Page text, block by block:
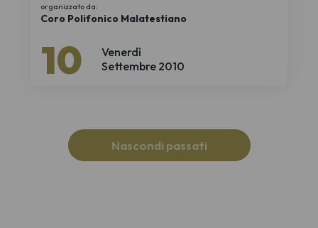
Venerdì
10 Settembre 2010
organizzato da:
Coro Polifonico Malatestiano
Nascondi passati